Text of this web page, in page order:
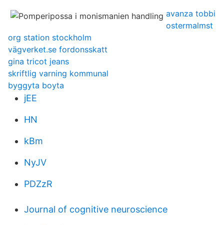
avanza tobbi
ostermalmst
org station stockholm
vägverket.se fordonsskatt
gina tricot jeans
skriftlig varning kommunal
byggyta boyta
jEE
HN
kBm
NyJV
PDZzR
Journal of cognitive neuroscience